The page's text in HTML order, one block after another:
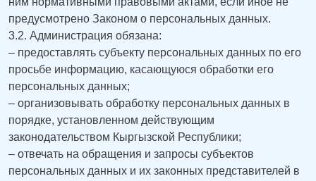
предусмотрено Законом о персональных данных.
3.2. Администрация обязана:
– предоставлять субъекту персональных данных по его
просьбе информацию, касающуюся обработки его
персональных данных;
– организовывать обработку персональных данных в
порядке, установленном действующим
законодательством Кыргызской Республики;
– отвечать на обращения и запросы субъектов
персональных данных и их законных представителей в